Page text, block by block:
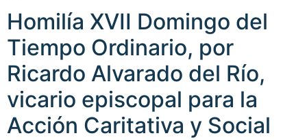
Homilía XVII Domingo del
Tiempo Ordinario, por
Ricardo Alvarado del Río,
vicario episcopal para la
Acción Caritativa y Social